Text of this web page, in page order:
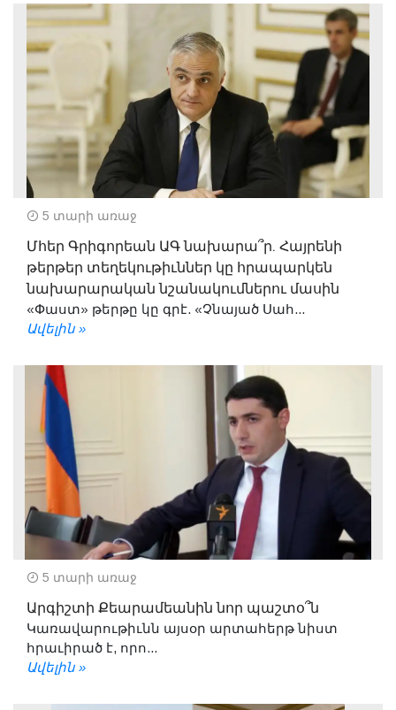
5 տարի առաջ
Մհեր Գրիգորեան ԱԳ նախարա՞ր. Հայրենի
թերթեր տեղեկութիւններ կը հրապարկեն
նախարարական նշանակումներու մասին
«Փաստ» թերթը կը գրէ. «Չնայած Սահ...
Ավելին »
5 տարի առաջ
Արգիշտի Քեարամեանին նոր պաշտօ՞ն
Կառավարութիւնն այսօր արտահերթ նիստ
հրաւիրած է, որո...
Ավելին »